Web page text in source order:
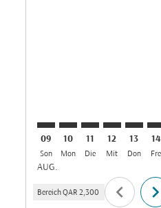
09
Son
AUG.
10
Mon
11
Die
12
Mit
13
Don
14
Fre
Bereich QAR 2,300 chevron_left chevron_right